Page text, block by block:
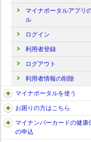
マイナポータルアプリ
ル
ログイン
利用者登録
ログアウト
利用者情報の削除
マイナポータルを使う
お困りの方はこちら
マイナンバーカードの健康
の申込